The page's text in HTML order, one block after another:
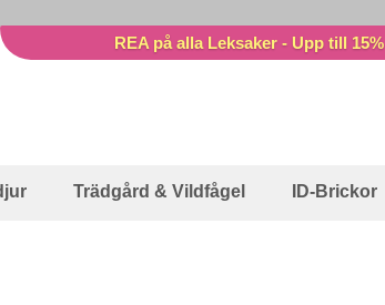
REA på alla Leksaker - Upp till 15%
Trädgård & Vildfågel ID-Brickor